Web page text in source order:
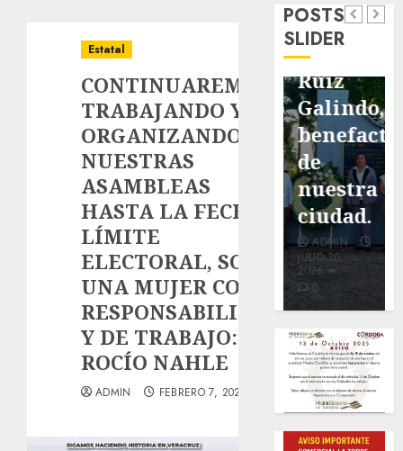
Estatal
CONTINUAREMOS
TRABAJANDO Y
ORGANIZANDO
NUESTRAS
ASAMBLEAS
HASTA LA FECHA
LÍMITE
ELECTORAL, SOY
UNA MUJER CON
RESPONSABILIDAD
Y DE TRABAJO:
ROCÍO NAHLE
ADMIN FEBRERO 7, 2024
POSTS
SLIDER
pavimentación
de San
Marcial
será
mejorada.
Interviene
CASF
ADMIN
JULIO 27,
2026
0
con
exposición
de la
Minerva
Salas.
JULIO 31,
2026
0
de Don
Antonio
Ruiz
Galindo,
de
nuestra
ciudad.
ADMIN
JULIO 30,
2026
0